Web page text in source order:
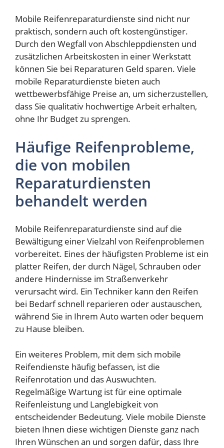
Mobile Reifenreparaturdienste sind nicht nur
praktisch, sondern auch oft kostengünstiger.
Durch den Wegfall von Abschleppdiensten und
zusätzlichen Arbeitskosten in einer Werkstatt
können Sie bei Reparaturen Geld sparen. Viele
mobile Reparaturdienste bieten auch
wettbewerbsfähige Preise an, um sicherzustellen,
dass Sie qualitativ hochwertige Arbeit erhalten,
ohne Ihr Budget zu sprengen.
Häufige Reifenprobleme,
die von mobilen
Reparaturdiensten
behandelt werden
Mobile Reifenreparaturdienste sind auf die
Bewältigung einer Vielzahl von Reifenproblemen
vorbereitet. Eines der häufigsten Probleme ist ein
platter Reifen, der durch Nägel, Schrauben oder
andere Hindernisse im Straßenverkehr
verursacht wird. Ein Techniker kann den Reifen
bei Bedarf schnell reparieren oder austauschen,
während Sie in Ihrem Auto warten oder bequem
zu Hause bleiben.
Ein weiteres Problem, mit dem sich mobile
Reifendienste häufig befassen, ist die
Reifenrotation und das Auswuchten.
Regelmäßige Wartung ist für eine optimale
Reifenleistung und Langlebigkeit von
entscheidender Bedeutung. Viele mobile Dienste
bieten Ihnen diese wichtigen Dienste ganz nach
Ihren Wünschen an und sorgen dafür, dass Ihre